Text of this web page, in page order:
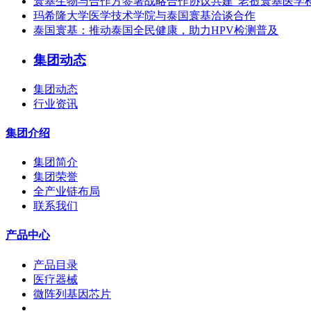
玛希隆大学医学技术学院与泰国寰基洽谈合作
泰国寰基：推动泰国全民健康，助力HPV检测普及
集团动态
集团动态
行业资讯
集团介绍
集团简介
集团荣誉
全产业链布局
联系我们
产品中心
产品目录
医疗器械
微阵列基因芯片